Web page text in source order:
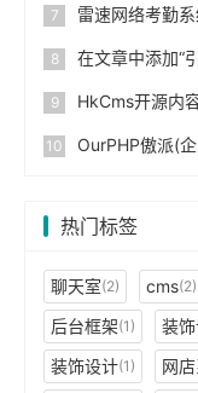
雷速网络考勤
在文章中添加“
HkCms开源内
OurPHP傲派(
热门标签
聊天室(2) cms(2)
后台框架(1) 装
装饰设计(1) 网